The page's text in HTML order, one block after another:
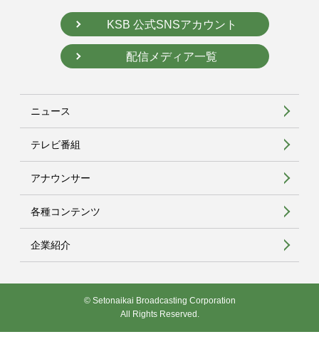
KSB 公式SNSアカウント
配信メディア一覧
ニュース
テレビ番組
アナウンサー
各種コンテンツ
企業紹介
© Setonaikai Broadcasting Corporation
All Rights Reserved.